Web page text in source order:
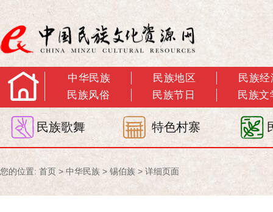
中华民族 民族地区
民族经
民族风俗
民族节日 民族文
民族歌舞 特色村寨
您的位置: 首页 > 中华民族 > 锡伯族 > 详细页面